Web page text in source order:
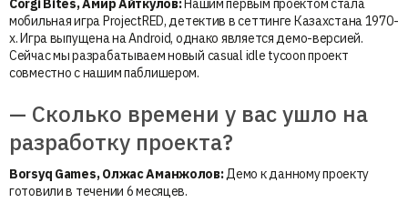
Corgi Bites, Амир Айткулов:Нашим первым проектом стала
мобильная игра ProjectRED, детектив в сеттинге Казахстана 1970-
х. Игра выпущена на Android, однако является демо-версией.
Сейчас мы разрабатываем новый casual idle tycoon проект
совместно с нашим паблишером.
— Сколько времени у вас ушло на
разработку проекта?
Borsyq Games, Олжас Аманжолов:Демо к данному проекту
готовили в течении 6 месяцев.